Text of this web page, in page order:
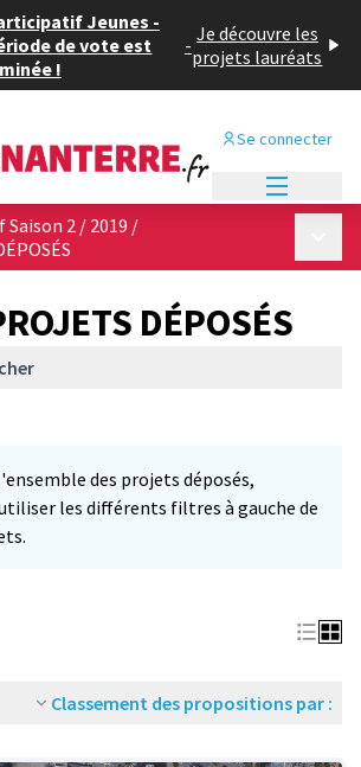
Jeunes -
de vote est
!
- Je découvre les
projets lauréats
Se connecter
2 / 2019 /
DÉPOSÉS
des projets déposés,
les différents filtres à gauche de
Classement des propositions par :